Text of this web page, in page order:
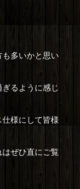
多いかと思い
るように感じ
様にして皆様
ぜひ直にご覧